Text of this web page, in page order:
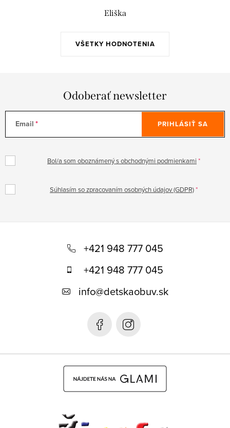
VŠETKY HODNOTENIA
Eliška
Odoberať newsletter
Email
Bol/a som oboznámený s obchodnými podmienkami
Súhlasím so zpracovaním osobných údajov (GDPR)
PRIHLÁSIŤ SA
+421 948 777 045
+421 948 777 045
info@detskaobuv.sk